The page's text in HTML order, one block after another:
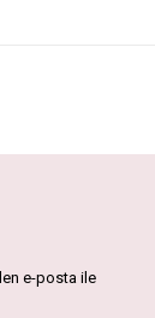
e-posta ile